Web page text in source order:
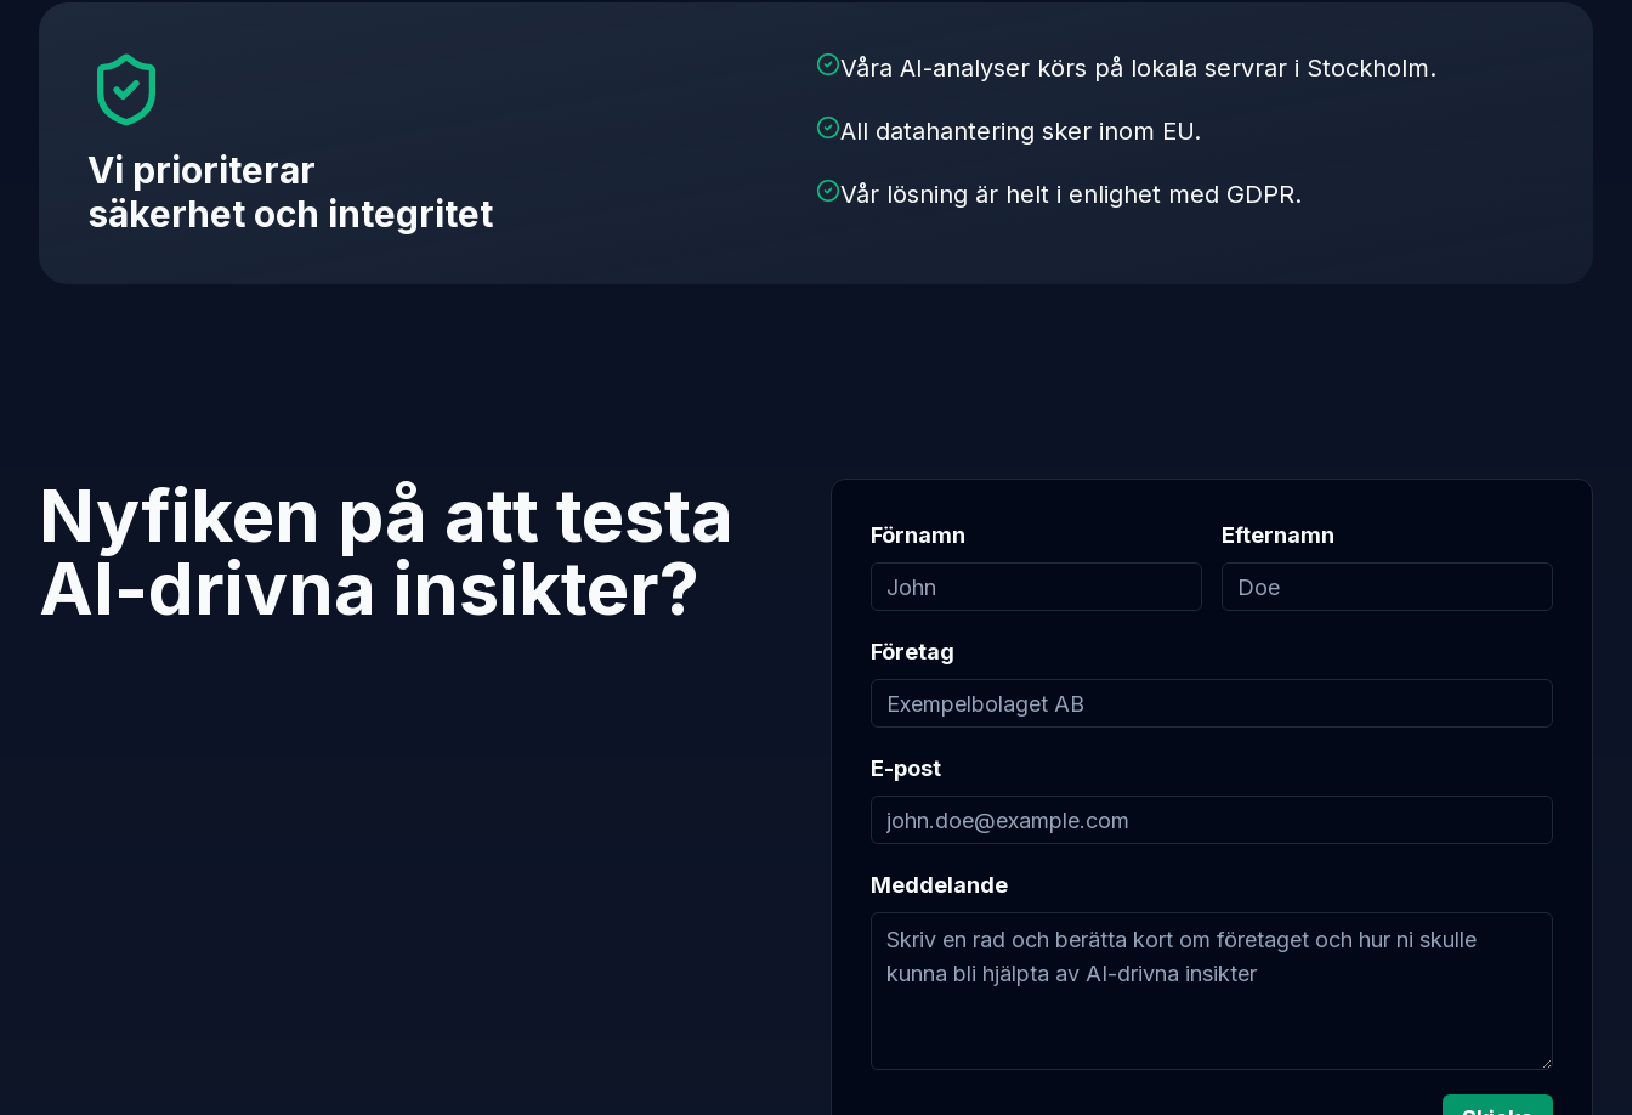
Vi prioriterar
säkerhet och integritet
Våra AI-analyser körs på lokala servrar i Stockholm.
All datahantering sker inom EU.
Vår lösning är helt i enlighet med GDPR.
Nyfiken på att testa
AI-drivna insikter?
Förnamn Efternamn
Företag
E-post
Meddelande